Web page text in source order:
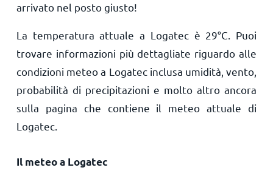
arrivato nel posto giusto!
La temperatura attuale a Logatec è 29°C . Puoi
trovare informazioni più dettagliate riguardo alle
condizioni meteo a Logatec inclusa umidità, vento,
probabilità di precipitazioni e molto altro ancora
sulla pagina che contiene il meteo attuale di
Logatec.
Il meteo a Logatec